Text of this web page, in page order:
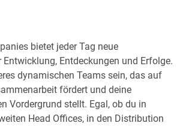
bietet jeder Tag neue
Entdeckungen und Erfolge.
dynamischen Teams sein, das auf
fördert und deine
Vordergrund stellt. Egal, ob du in
Head Offices, in den Distribution